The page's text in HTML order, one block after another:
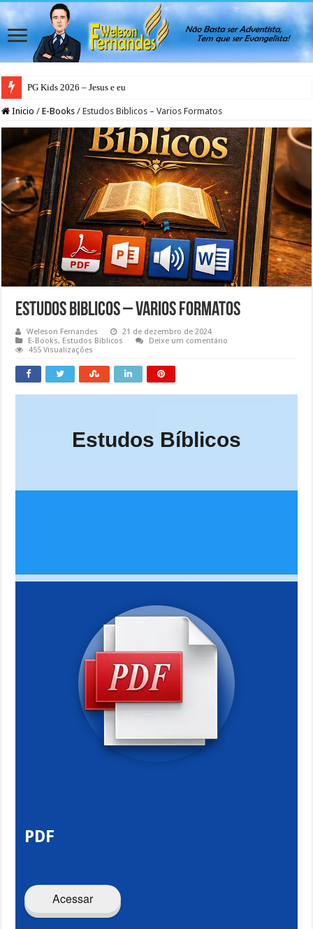
PG Kids 2026 – Jesus e eu
Inicio / E-Books / Estudos Biblicos – Varios Formatos
Estudos Biblicos – Varios Formatos
Weleson Fernandes
21 de dezembro de 2024
E-Books, Estudos Bíblicos
Deixe um comentário
455 Visualizações
Estudos Bíblicos
PDF
Acessar